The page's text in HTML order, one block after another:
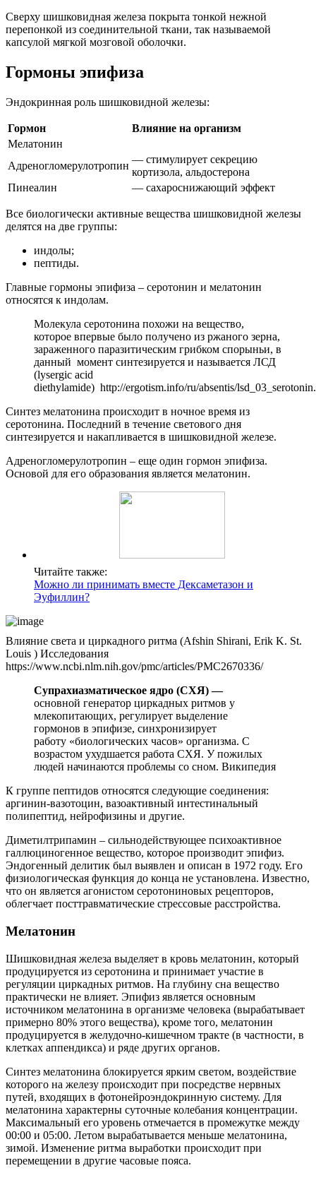
Сверху шишковидная железа покрыта тонкой нежной
перепонкой из соединительной ткани, так называемой
капсулой мягкой мозговой оболочки.
Гормоны эпифиза
Эндокринная роль шишковидной железы:
Гормон
Влияние на организм
Мелатонин
Адреногломерулотропин
— стимулирует секрецию
кортизола, альдостерона
Пинеалин
— сахароснижающий эффект
Все биологически активные вещества шишковидной железы
делятся на две группы:
индолы;
пептиды.
Главные гормоны эпифиза – серотонин и мелатонин
относятся к индолам.
Молекула серотонина похожи на вещество,
которое впервые было получено из ржаного зерна,
зараженного паразитическим грибком спорыньи, в
данный момент синтезируется и называется ЛСД
(lysergic acid
diethylamide) http://ergotism.info/ru/absentis/
Синтез мелатонина происходит в ночное время из
серотонина. Последний в течение светового дня
синтезируется и накапливается в шишковидной железе.
Адреногломерулотропин – еще один гормон эпифиза.
Основой для его образования является мелатонин.
Читайте также:
Можно ли принимать вместе Дексаметазон и
Эуфиллин?
Влияние света и циркадного ритма (Afshin Shirani, Erik K. St.
Louis ) Исследования
https://www.ncbi.nlm.nih.gov/pmc/articles/PMC2670336/
Супрахиазматическое ядро (СXЯ) —
основной генератор циркадных ритмов у
млекопитающих, регулирует выделение
гормонов в эпифизе, синхронизирует
работу «биологических часов» организма. С
возрастом ухудшается работа СХЯ. У пожилых
людей начинаются проблемы со сном. Википедия
К группе пептидов относятся следующие соединения:
аргинин-вазотоцин, вазоактивный интестинальный
полипептид, нейрофизины и другие.
Диметилтрипамин – сильнодействующее психоактивное
галлюциногенное вещество, которое производит эпифиз.
Эндогенный делитик был выявлен и описан в 1972 году. Его
физиологическая функция до конца не установлена. Известно,
что он является агонистом серотониновых рецепторов,
облегчает посттравматические стрессовые расстройства.
Мелатонин
Шишковидная железа выделяет в кровь мелатонин, который
продуцируется из серотонина и принимает участие в
регуляции циркадных ритмов. На глубину сна вещество
практически не влияет. Эпифиз является основным
источником мелатонина в организме человека (вырабатывает
примерно 80% этого вещества), кроме того, мелатонин
продуцируется в желудочно-кишечном тракте (в частности, в
клетках аппендикса) и ряде других органов.
Синтез мелатонина блокируется ярким светом, воздействие
которого на железу происходит при посредстве нервных
путей, входящих в фотонейроэндокринную систему. Для
мелатонина характерны суточные колебания концентрации.
Максимальный его уровень отмечается в промежутке между
00:00 и 05:00. Летом вырабатывается меньше мелатонина,
зимой. Изменение ритма выработки происходит при
перемещении в другие часовые пояса.